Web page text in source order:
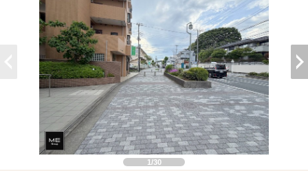
1/30